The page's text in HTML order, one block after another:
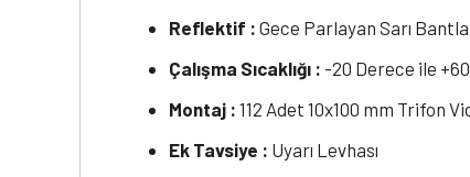
Reflektif : Gece Parlayan Sarı
Çalışma Sıcaklığı : -20 Derece ile
Montaj : 112 Adet 10x100 mm Trifon
Ek Tavsiye : Uyarı Levhası